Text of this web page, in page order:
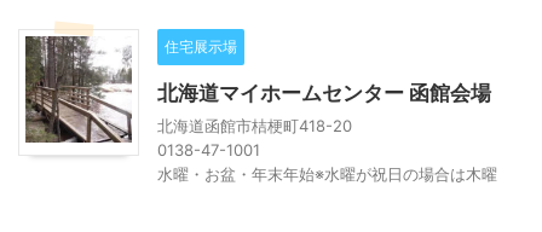
住宅展示場
北海道マイホームセンター 函館会場
北海道函館市桔梗町418-20
0138-47-1001
水曜・お盆・年末年始※水曜が祝日の場合は木曜